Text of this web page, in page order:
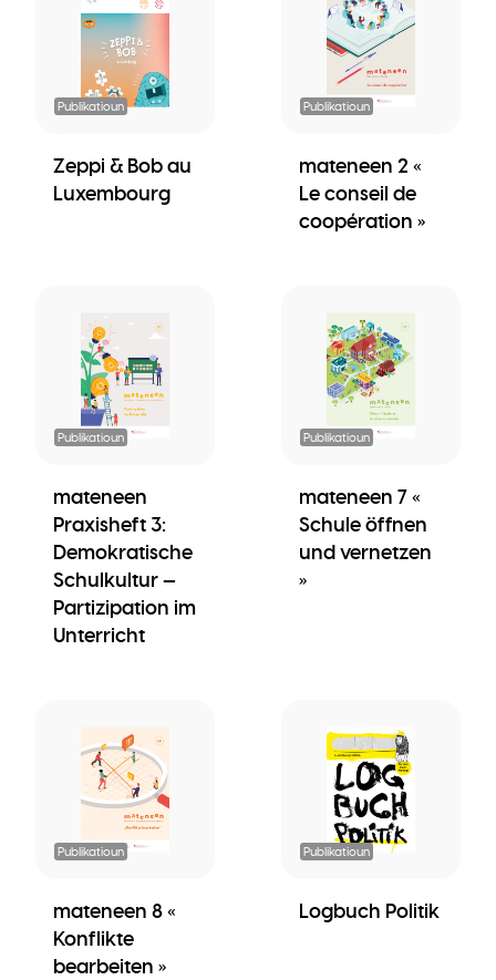
Publikatioun
Zeppi & Bob au
Luxembourg
Publikatioun
mateneen 2 «
Le conseil de
coopération »
Publikatioun
mateneen
Praxisheft 3:
Demokratische
Schulkultur —
Partizipation im
Unterricht
Publikatioun
mateneen 7 «
Schule öffnen
und vernetzen
»
Publikatioun
mateneen 8 «
Konflikte
bearbeiten »
Publikatioun
Logbuch Politik